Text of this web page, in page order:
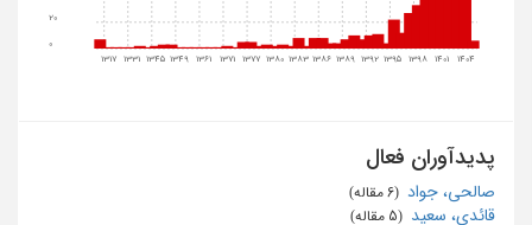
1317 1331 1345 1349 1361 1371 1377 1380 1383 1386 1389 1392 1395 1398 1401 1404
20
پدیدآوران فعال
صالحی، جواد
قائدی، سعید